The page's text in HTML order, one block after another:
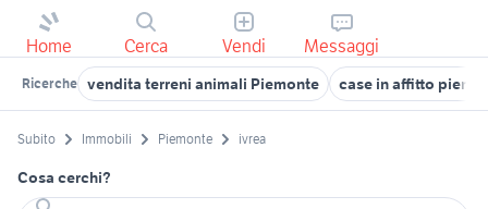
Home Cerca Vendi Messaggi
Ricerche vendita terreni animali Piemonte case in affitto
Subito Immobili Piemonte ivrea
Cosa cerchi?